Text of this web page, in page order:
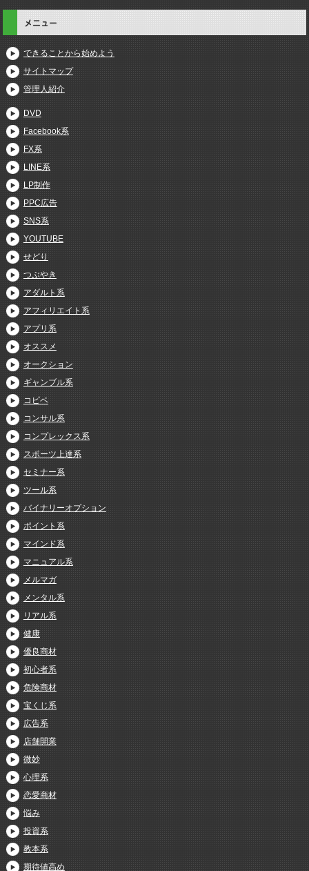
メニュー
できることから始めよう
サイトマップ
管理人紹介
DVD
Facebook系
FX系
LINE系
LP制作
PPC広告
SNS系
YOUTUBE
せどり
つぶやき
アダルト系
アフィリエイト系
アプリ系
オススメ
オークション
ギャンブル系
コピペ
コンサル系
コンプレックス系
スポーツ上達系
セミナー系
ツール系
バイナリーオプション
ポイント系
マインド系
マニュアル系
メルマガ
メンタル系
リアル系
健康
優良商材
初心者系
危険商材
宝くじ系
広告系
店舗開業
微妙
心理系
恋愛商材
悩み
投資系
教本系
期待値高め